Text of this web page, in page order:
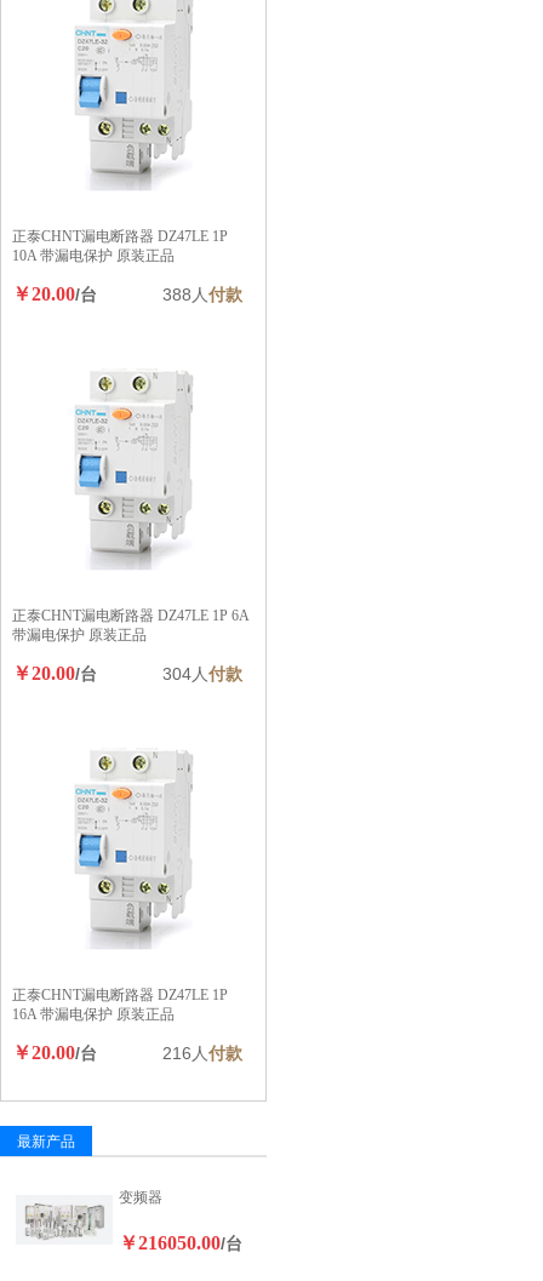
正泰CHNT漏电断路器 DZ47LE 1P
10A 带漏电保护 原装正品
￥20.00/台 388人付款
正泰CHNT漏电断路器 DZ47LE 1P 6A
带漏电保护 原装正品
￥20.00/台 304人付款
正泰CHNT漏电断路器 DZ47LE 1P
16A 带漏电保护 原装正品
￥20.00/台 216人付款
最新产品
变频器
￥216050.00/台